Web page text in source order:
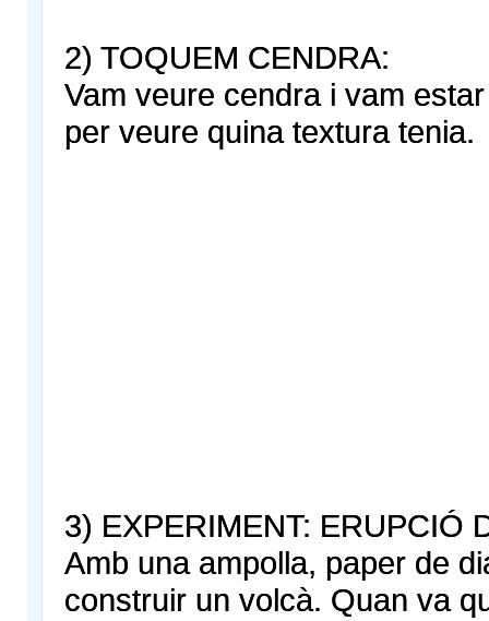
2) TOQUEM CENDRA:
Vam veure cendra i vam
per veure quina textura tenia.
3) EXPERIMENT: ERUPCIÓ
Amb una ampolla, paper de
construir un volcà. Quan va